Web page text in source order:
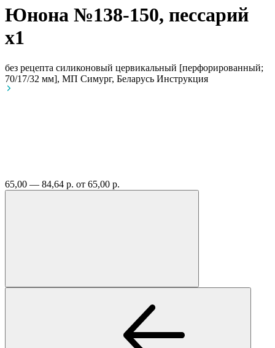
Юнона №138-150, пессарий
x1
без рецепта силиконовый цервикальный [перфорированный;
70/17/32 мм], МП Симург, Беларусь Инструкция
65,00 — 84,64 р. от 65,00 р.